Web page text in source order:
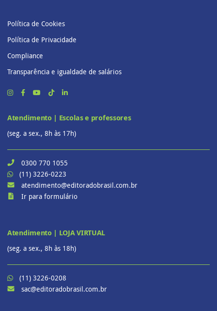
Política de Cookies
Política de Privacidade
Compliance
Transparência e igualdade de salários
Atendimento | Escolas e professores
(seg. a sex., 8h às 17h)
0300 770 1055
(11) 3226-0223
atendimento@editoradobrasil.com.br
Ir para formulário
Atendimento | LOJA VIRTUAL
(seg. a sex., 8h às 18h)
(11) 3226-0208
sac@editoradobrasil.com.br